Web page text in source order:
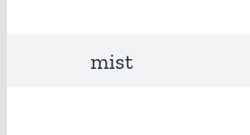
mist